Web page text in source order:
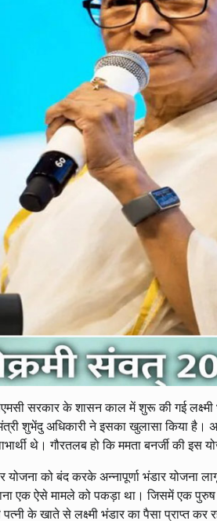
सरकार के शासन काल में शुरू की गई
शुभेंदु अधिकारी ने इसका खुलासा किया है।
थे। गौरतलब हो कि ममता बनर्जी की इस
योजना को बंद करके अन्नापूर्णा भंडार
एक ऐसे मामले को पकड़ा था। जिसमें एक पुरुष
के खाते से लक्ष्मी भंडार का पैसा प्राप्त कर